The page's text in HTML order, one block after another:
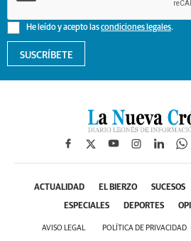
He leído y acepto lascondiciones legales.
SUSCRÍBETE
ACTUALIDAD EL BIERZO SUCESOS
ESPECIALES DEPORTES
AVISO LEGAL POLÍTICA DE PRIVACIDAD